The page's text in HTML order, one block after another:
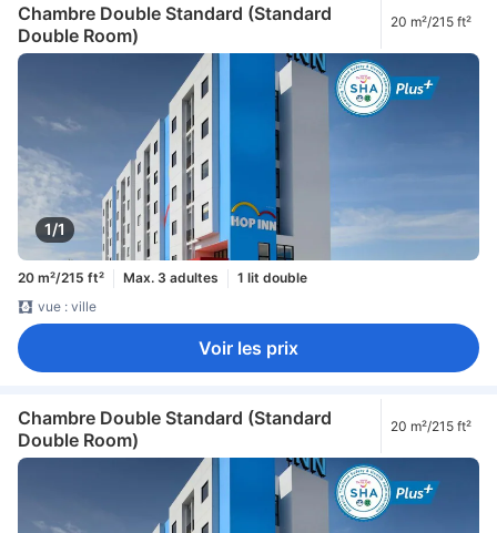
Chambre Double Standard (Standard
Double Room)
20 m²/215 ft²
1/1
20 m²/215 ft² Max. 3 adultes
1 lit double
vue : ville
Voir les prix
Chambre Double Standard (Standard
Double Room)
20 m²/215 ft²